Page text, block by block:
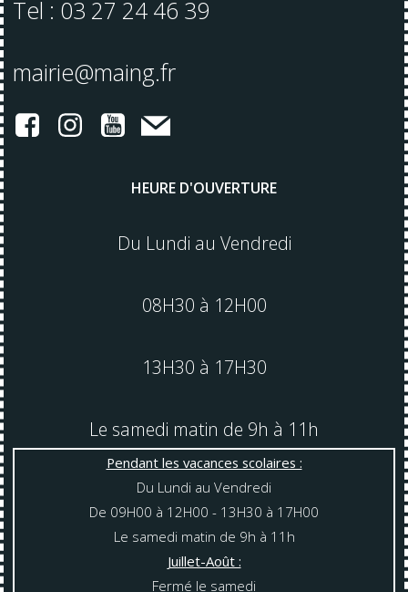
Tel : 03 27 24 46 39
mairie@maing.fr
HEURE D'OUVERTURE
Du Lundi au Vendredi
08H30 à 12H00
13H30 à 17H30
Le samedi matin de 9h à 11h
Pendant les vacances scolaires :
Du Lundi au Vendredi
De 09H00 à 12H00 - 13H30 à 17H00
Le samedi matin de 9h à 11h
Juillet-Août :
Fermé le samedi